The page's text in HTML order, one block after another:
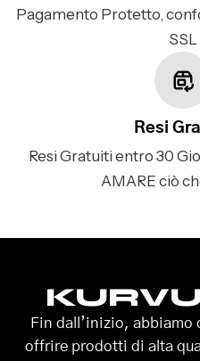
Pagamento Protetto,
SSL
Resi
Resi Gratuiti entro 30
AMARE ciò
Fin dall’inizio, abbiamo
offrire prodotti di alta